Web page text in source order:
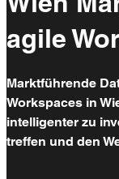
agile
Marktführende
Workspaces in
intelligenter zu
treffen und den